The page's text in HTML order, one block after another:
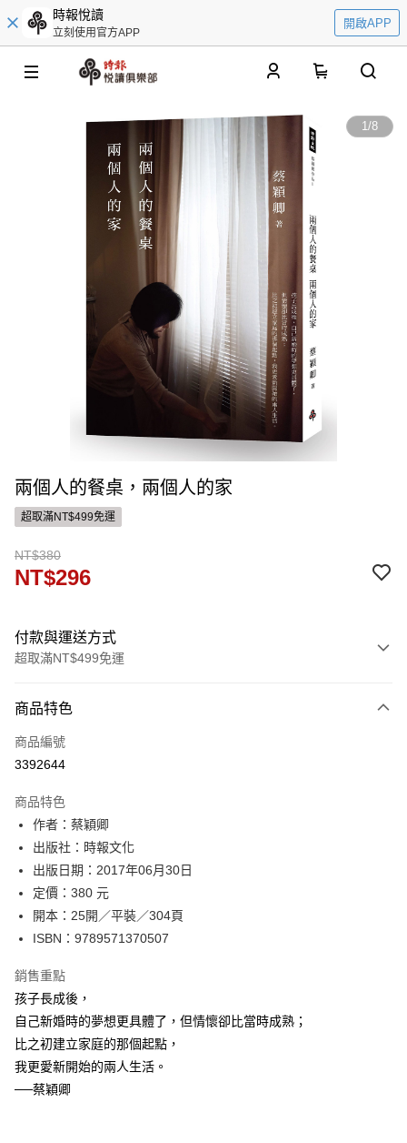
時報悅讀
立刻使用官方APP
開啟APP
1/8
兩個人的餐桌，兩個人的家
超取滿NT$499免運
NT$380
NT$296
付款與運送方式
超取滿NT$499免運
信用卡一次付款
ATM付款
運送方式
付款後全家取貨
每筆NT$60，滿NT$499(含以上)免運費
付款後7-11取貨
每筆NT$60，滿NT$499(含以上)免運費
宅配
每筆NT$100，滿NT$499(含以上)免運費
商品特色
商品編號
3392644
商品特色
作者：蔡穎卿
出版社：時報文化
出版日期：2017年06月30日
定價：380 元
開本：25開／平裝／304頁
ISBN：9789571370507
銷售重點
孩子長成後，
自己新婚時的夢想更具體了，但情懷卻比當時成熟；
比之初建立家庭的那個起點，
我更愛新開始的兩人生活。
──蔡穎卿